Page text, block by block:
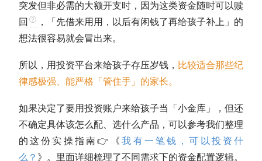
突发但非必需的大额开支时，因为这类资金随时可以赎
回
，「先借来用用，以后有闲钱了再给孩子补上」的
想法很容易就会冒出来。
所以，用投资平台来给孩子存压岁钱， 比较适合那些纪
律感极强、能严格「管住手」的家长。
如果决定了要用投资账户来给孩子当「小金库」，但还
不确定具体该怎么配、选什么产品，可以参考我们整理
的这份实操指南👉《我有一笔钱，可以投资什
么？ 》。里面详细梳理了不同需求下的资金配置逻辑。